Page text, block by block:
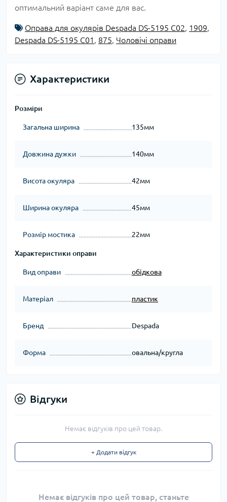
оптимальний варіант саме для вас.
Оправа для окулярів Despada DS-5195 C02 1909
Despada DS-5195 C01
875 Чоловічі оправи
Характеристики
Розміри
Загальна ширина 135мм
Довжина дужки 140мм
Висота окуляра 42мм
Ширина окуляра 45мм
Розмір мостика 22мм
Характеристики оправи
Вид оправи обідкова
Матеріал пластик
Бренд Despada
Форма овальна/кругла
Відгуки
Немає відгуків про цей товар.
+ Додати відгук
Немає відгуків про цей товар, станьте